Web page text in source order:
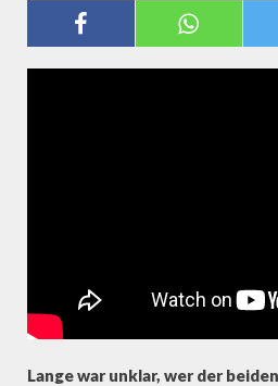
INTERVIEW MIT
BAERBOCK AUS
MACHT"
Lange war unklar, wer der